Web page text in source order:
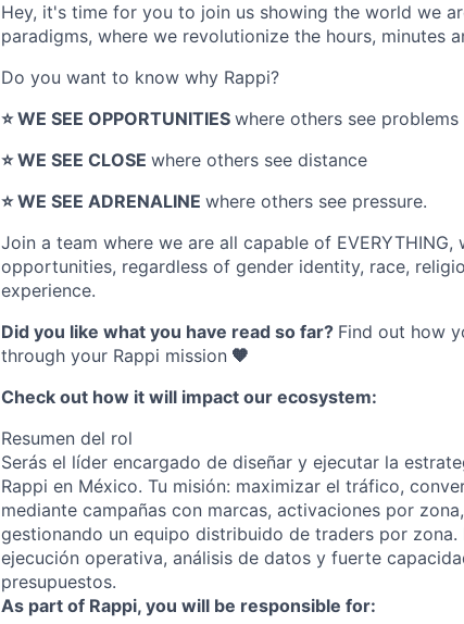
Hey, it's time for you to join us showing the world we
paradigms, where we revolutionize the hours, minutes
Do you want to know why Rappi?
⭐️ WE SEE OPPORTUNITIES where others see problems
⭐️ WE SEE CLOSE where others see distance
⭐️ WE SEE ADRENALINE where others see pressure.
Join a team where we are all capable of EVERYTHING,
opportunities, regardless of gender identity, race,
experience.
Did you like what you have read so far? Find out how
through your Rappi mission 🧡
Check out how it will impact our ecosystem:
Resumen del rol
Serás el líder encargado de diseñar y ejecutar la
Rappi en México. Tu misión: maximizar el tráfico,
mediante campañas con marcas, activaciones por
gestionando un equipo distribuido de traders por
ejecución operativa, análisis de datos y fuerte
presupuestos.
As part of Rappi, you will be responsible for: